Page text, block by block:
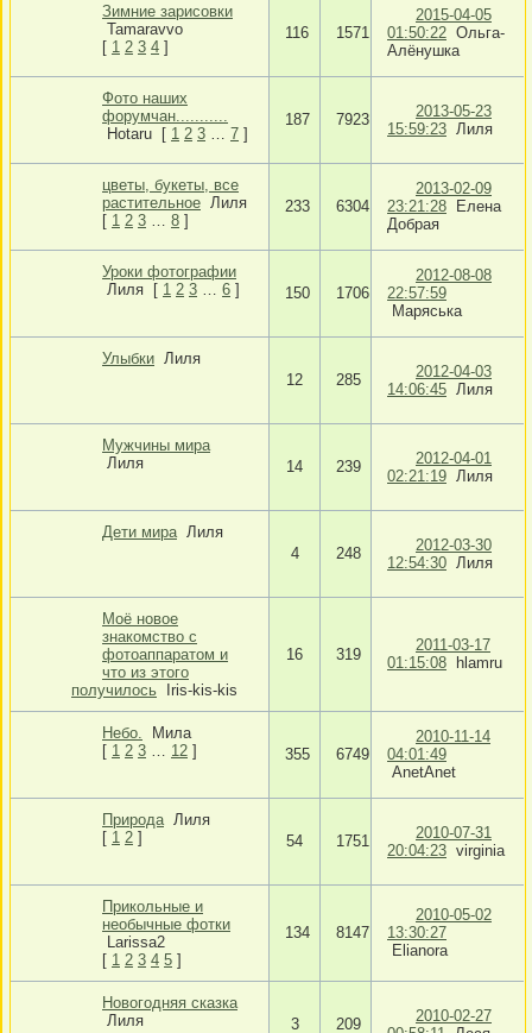
Зимние зарисовки
Tamaravvo
[ 1 2 3 4 ]
116 1571
2015-04-05
01:50:22 Ольга-
Алёнушка
Фото наших
форумчан...........
Hotaru
[ 1 2 3 7 ]
187 7923
2013-05-23
15:59:23 Лиля
цветы, букеты, все
растительное Лиля
[ 1 2 3 8 ]
233 6304
2013-02-09
23:21:28
Елена
Добрая
Уроки фотографии
Лиля
[ 1 2 3 6 ] 150 1706
2012-08-08
22:57:59
Маряська
Улыбки Лиля
12
285
2012-04-03
14:06:45 Лиля
Мужчины мира
Лиля
14 239
2012-04-01
02:21:19 Лиля
Дети мира Лиля
4
248
2012-03-30
12:54:30 Лиля
Моё новое
знакомство с
фотоаппаратом и
что из этого
получилось
Iris-kis-kis
16 319
2011-03-17
01:15:08
hlamru
Небо.
Мила
[ 1 2 3 12 ] 355 6749
2010-11-14
04:01:49
AnetAnet
Природа Лиля
[ 1 2 ] 54 1751
2010-07-31
20:04:23 virginia
Прикольные и
необычные фотки
Larissa2
[ 1 2 3 4 5 ]
134 8147
2010-05-02
13:30:27
Elianora
Новогодняя сказка
Лиля
3 209
2010-02-27